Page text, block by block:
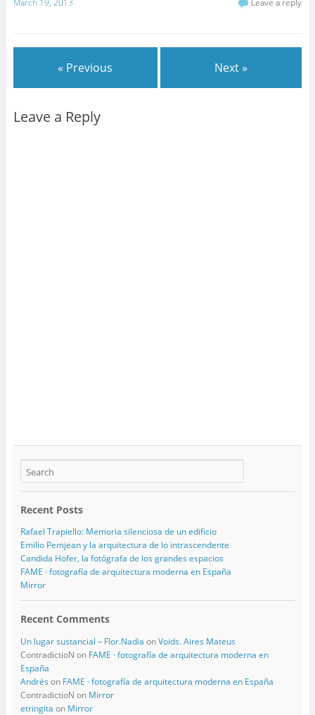
« Previous Next »
Leave a Reply
Recent Posts
Rafael Trapiello: Memoria silenciosa de un edificio
Emilio Pemjean y la arquitectura de lo intrascendente
Candida Höfer, la fotógrafa de los grandes espacios
FAME · fotografía de arquitectura moderna en España
Mirror
Recent Comments
Un lugar sustancial – Flor.Nadia onVoids. Aires Mateus
ContradictioN on FAME · fotografía de arquitectura moderna en
España
Andrés on FAME · fotografía de arquitectura moderna en España
ContradictioN on Mirror
etringita on Mirror